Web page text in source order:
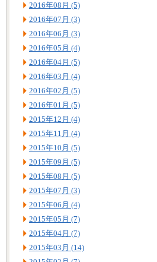
2016年08月 (5)
2016年07月 (3)
2016年06月 (3)
2016年05月 (4)
2016年04月 (5)
2016年03月 (4)
2016年02月 (5)
2016年01月 (5)
2015年12月 (4)
2015年11月 (4)
2015年10月 (5)
2015年09月 (5)
2015年08月 (5)
2015年07月 (3)
2015年06月 (4)
2015年05月 (7)
2015年04月 (7)
2015年03月 (14)